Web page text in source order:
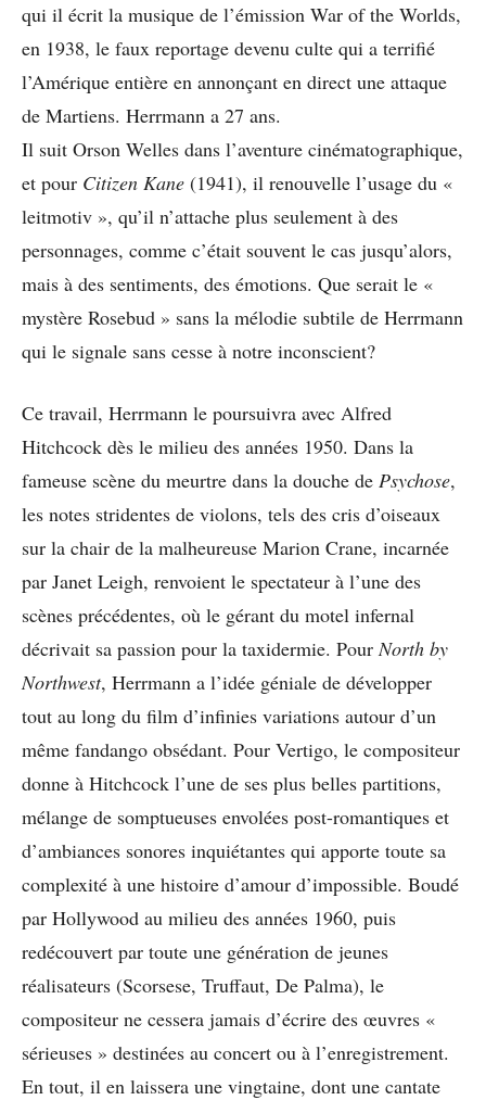
qui il écrit la musique de l’émission War of the Worlds,
en 1938, le faux reportage devenu culte qui a terrifié
l’Amérique entière en annonçant en direct une attaque
de Martiens. Herrmann a 27 ans.
Il suit Orson Welles dans l’aventure cinématographique,
et pour Citizen Kane (1941), il renouvelle l’usage du «
leitmotiv », qu’il n’attache plus seulement à des
personnages, comme c’était souvent le cas jusqu’alors,
mais à des sentiments, des émotions. Que serait le «
mystère Rosebud » sans la mélodie subtile de Herrmann
qui le signale sans cesse à notre inconscient?
Ce travail, Herrmann le poursuivra avec Alfred
Hitchcock dès le milieu des années 1950. Dans la
fameuse scène du meurtre dans la douche de Psychose,
les notes stridentes de violons, tels des cris d’oiseaux
sur la chair de la malheureuse Marion Crane, incarnée
par Janet Leigh, renvoient le spectateur à l’une des
scènes précédentes, où le gérant du motel infernal
décrivait sa passion pour la taxidermie. PourNorth by
Northwest, Herrmann a l’idée géniale de développer
tout au long du film d’infinies variations autour d’un
même fandango obsédant. Pour Vertigo, le compositeur
donne à Hitchcock l’une de ses plus belles partitions,
mélange de somptueuses envolées post-romantiques et
d’ambiances sonores inquiétantes qui apporte toute sa
complexité à une histoire d’amour d’impossible. Boudé
par Hollywood au milieu des années 1960, puis
redécouvert par toute une génération de jeunes
réalisateurs (Scorsese, Truffaut, De Palma), le
compositeur ne cessera jamais d’écrire des œuvres «
sérieuses » destinées au concert ou à l’enregistrement.
En tout, il en laissera une vingtaine, dont une cantate